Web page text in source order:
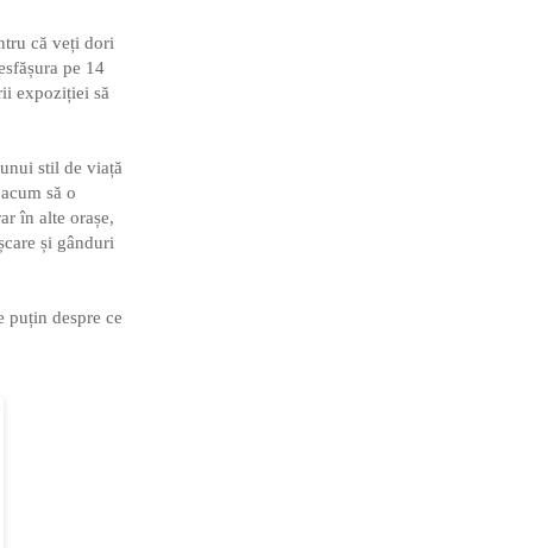
că veți dori
pe 14
expoziției să
stil de viață
să o
în alte orașe,
și gânduri
puțin despre ce